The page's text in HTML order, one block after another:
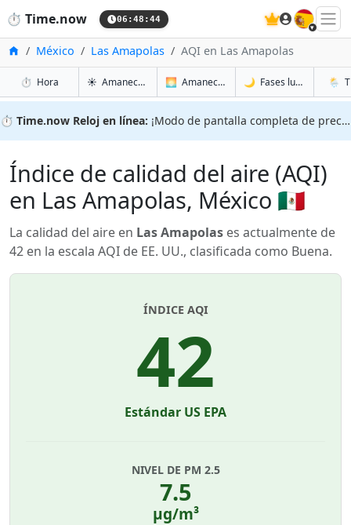
⏱️ Time.now 06:48:44 🇪🇸
InicioMéxico Las Amapolas AQI en Las Amapolas
⏱️ Horaen Las Amapolas
☀️ Amanecer y atardecer en Las Amapolas
🌅 Amanecer y atardecer mañana en
🌙 Fases lunares en
🌦️
⏱️ Time.now Reloj en línea: ¡Modo de pantalla completa de precisión!
Índice de calidad del aire (AQI)
en Las Amapolas, México 🇲🇽
La calidad del aire en Las Amapolas es actualmente de
42 en la escala AQI de EE. UU., clasificada como Buena.
ÍNDICE AQI
42
Estándar US EPA
NIVEL DE PM 2.5
7.5
µg/m³